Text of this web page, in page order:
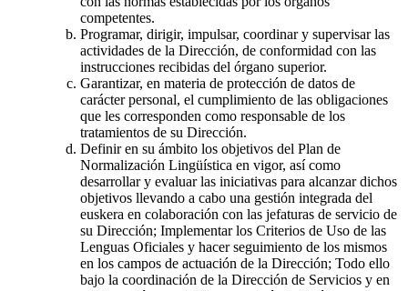
competentes.
Programar, dirigir, impulsar, coordinar y supervisar las
actividades de la Dirección, de conformidad con las
instrucciones recibidas del órgano superior.
Garantizar, en materia de protección de datos de
carácter personal, el cumplimiento de las obligaciones
que les corresponden como responsable de los
tratamientos de su Dirección.
Definir en su ámbito los objetivos del Plan de
Normalización Lingüística en vigor, así como
desarrollar y evaluar las iniciativas para alcanzar dichos
objetivos llevando a cabo una gestión integrada del
euskera en colaboración con las jefaturas de servicio de
su Dirección; Implementar los Criterios de Uso de las
Lenguas Oficiales y hacer seguimiento de los mismos
en los campos de actuación de la Dirección; Todo ello
bajo la coordinación de la Dirección de Servicios y en